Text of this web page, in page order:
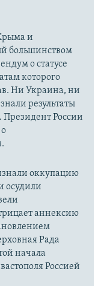
и
большинством
о статусе
которого
Ни Украина, ни
результаты
Президент России
оккупацию
осудили
аннексию
Рада
начала
Россией